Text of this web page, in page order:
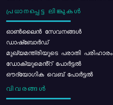
പ്രധാനപ്പെട്ട ലിങ്കുകൾ
ഓൺലൈൻ സേവനങ്ങൾ
ഡാഷ്ബോർഡ്
മുഖ്യമന്ത്രിയുടെ പരാതി പരിഹാരം
ഡോക്യുമെൻ്റ് പോർട്ടൽ
ഔദ്യോഗിക വെബ് പോർട്ടൽ
വിവരങ്ങൾ